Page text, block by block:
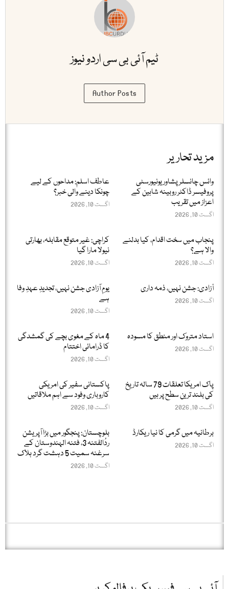
ٹیم آئی بی سی اردو نیوز
Author Posts
مزید تحاریر
وائس چانسلر پشاور یونیورسٹی
پروفیسر ڈاکٹر روبینہ شاہین کے
اعزاز میں تقریب
اگست 10, 2026
عاطف اسلم: مداحوں کے لیے
چونکا دینے والی خبر؟
اگست 10, 2026
پنجاب میں سخت اقدام، کیا بدلنے
والا ہے؟
اگست 10, 2026
کراچی: غیر متوقع مقابلہ، بھارتی
نیولا مارا گیا
اگست 10, 2026
آزادی: جشن نہیں، ذمہ داری
اگست 10, 2026
یومِ آزادی جشن نہیں، تجدیدِ عہدِ وفا
ہے
اگست 10, 2026
استاد متروک اور منطق کا مسودہ
اگست 10, 2026
4 ماہ کے مغوی بچے کی گمشدگی
کا ڈرامائی اختتام
اگست 10, 2026
پاک امریکا تعلقات 79 سالہ تاریخ
کی بلند ترین سطح پر ہیں
اگست 10, 2026
پاکستانی سفیر کی امریکی
کاروباری وفود سے اہم ملاقاتیں
اگست 10, 2026
برطانیہ میں گرمی کا نیا ریکارڈ
اگست 10, 2026
بلوچستان: پنجگور میں بڑا آپریشن
ردُالفتنہ 3، فتنہ الہندوستان کے
سرغنہ سمیت 5 دہشت گرد ہلاک
اگست 10, 2026